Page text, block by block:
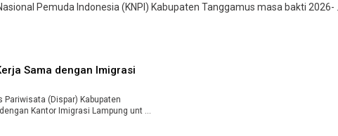
Pemuda Indonesia (KNPI) Kabupaten Tanggamus masa bakti 2026- ...
Sama dengan Imigrasi
Pariwisata (Dispar) Kabupaten
Kantor Imigrasi Lampung unt ...